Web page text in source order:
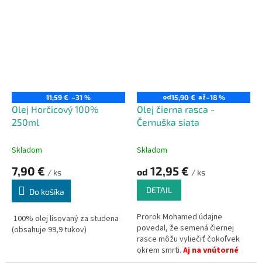
11,59 € –31 %
Olej Horčicový 100%
250ml
Skladom
7,90 € / ks
Do košíka
100% olej lisovaný za studena
(obsahuje 99,9 tukov)
od15,90 € až–18 %
Olej čierna rasca -
Černuška siata
Skladom
od 12,95 € / ks
DETAIL
Prorok Mohamed údajne
povedal, že semená čiernej
rasce môžu vyliečiť čokoľvek
okrem smrti. Aj na vnútorné
použitie.